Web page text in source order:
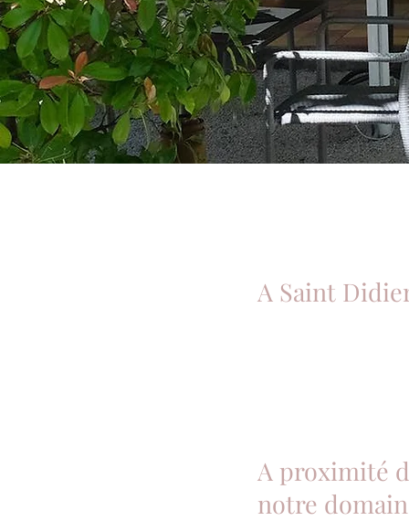
A Saint
A proximité
notre